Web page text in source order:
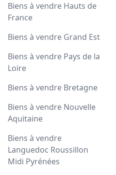
Biens à vendre Hauts de
France
Biens à vendre Grand Est
Biens à vendre Pays de la
Loire
Biens à vendre Bretagne
Biens à vendre Nouvelle
Aquitaine
Biens à vendre
Languedoc Roussillon
Midi Pyrénées